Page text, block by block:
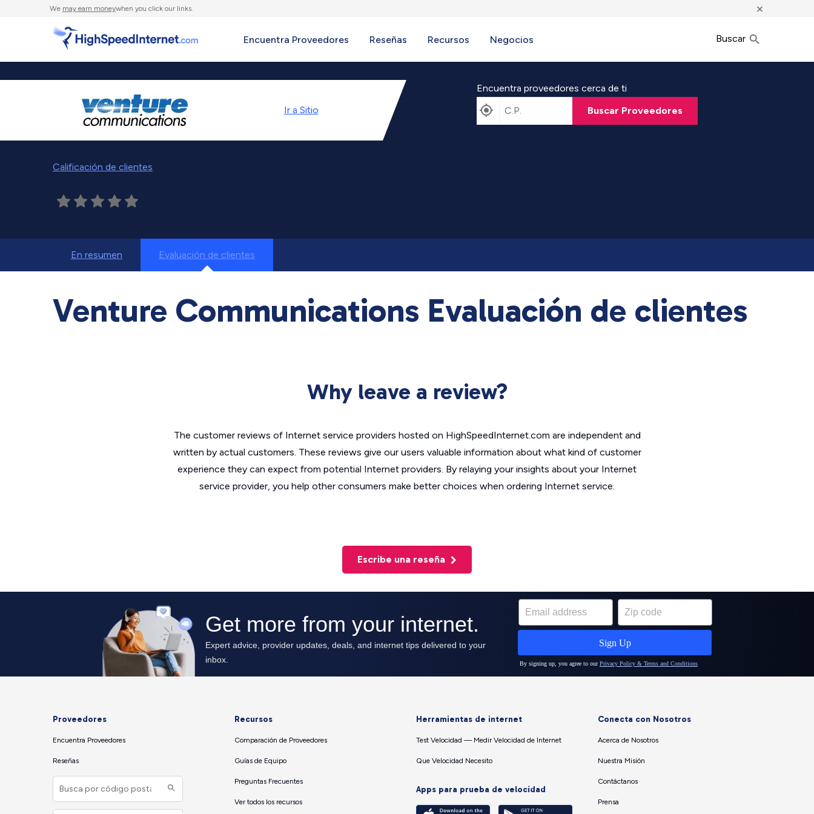
We may earn moneywhen you click our links. ×
Encuentra Proveedores Reseñas Recursos Negocios Buscar
Ir a Sitio
Calificación de clientes
Encuentra proveedores cerca de ti
Buscar Proveedores
En resumen Evaluación de clientes
Venture Communications Evaluación de clientes
Why leave a review?
The customer reviews of Internet service providers hosted on HighSpeedInternet.com are independent and
written by actual customers. These reviews give our users valuable information about what kind of customer
experience they can expect from potential Internet providers. By relaying your insights about your Internet
service provider, you help other consumers make better choices when ordering Internet service.
Escribe una reseña
Proveedores
Encuentra Proveedores
Reseñas
Recursos
Comparación de Proveedores
Guías de Equipo
Preguntas Frecuentes
Ver todos los recursos
Herramientas de internet
Test Velocidad — Medir Velocidad de Internet
Que Velocidad Necesito
Apps para prueba de velocidad
Conecta con Nosotros
Acerca de Nosotros
Nuestra Misión
Contáctanos
Prensa